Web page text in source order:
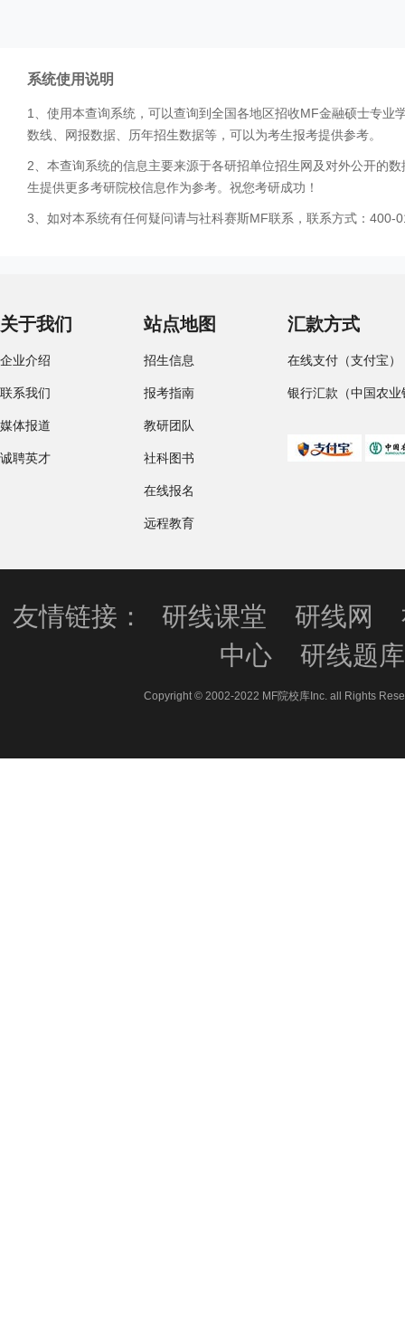
系统使用说明
1、使用本查询系统，可以查询到全国各地区招收MF金融硕士专
数线、网报数据、历年招生数据等，可以为考生报考提供参考。
2、本查询系统的信息主要来源于各研招单位招生网及对外公开的
生提供更多考研院校信息作为参考。祝您考研成功！
3、如对本系统有任何疑问请与社科赛斯MF联系，联系方式：400-
关于我们
企业介绍
联系我们
媒体报道
诚聘英才
站点地图
招生信息
报考指南
教研团队
社科图书
在线报名
远程教育
汇款方式
在线支付（支付宝）
银行汇款（中国农业
友情链接： 研线课堂 研线网
中心
研线题库
Copyright © 2002-2022 MF院校库Inc. all Rights